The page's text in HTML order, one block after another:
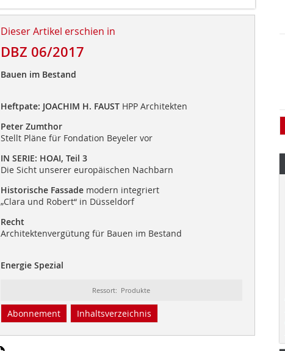
Dieser Artikel erschien in
DBZ 06/2017
Bauen im Bestand
Heftpate: JOACHIM H. FAUST HPP Architekten
Peter Zumthor
Stellt Pläne für Fondation Beyeler vor
IN SERIE: HOAI, Teil 3
Die Sicht unserer europäischen Nachbarn
Historische Fassademodern integriert
„Clara und Robert“ in Düsseldorf
Recht
Architektenvergütung für Bauen im Bestand
Energie Spezial
Ressort: Produkte
Abonnement Inhaltsverzeichnis